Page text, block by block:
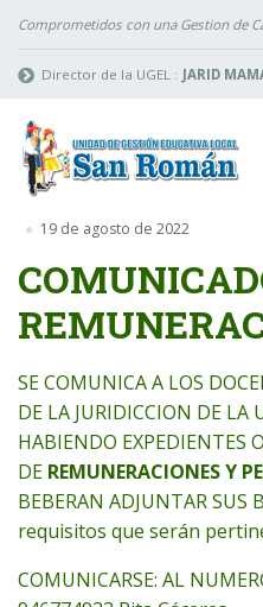
Comprometidos con una Gestion de
Director de la UGEL : JARID
19 de agosto de 2022
SE COMUNICA A LOS
DE LA JURIDICCION DE LA
HABIENDO EXPEDIENTES
DE REMUNERACIONES Y
BEBERAN ADJUNTAR SUS
requisitos que serán
COMUNICARSE: AL